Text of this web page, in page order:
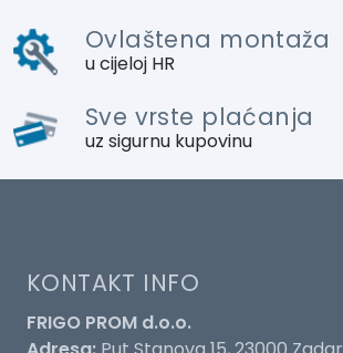
Ovlaštena montaža
u cijeloj HR
Sve vrste plaćanja
uz sigurnu kupovinu
KONTAKT INFO
FRIGO PROM d.o.o.